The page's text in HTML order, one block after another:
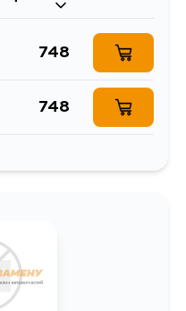
748
748
1339